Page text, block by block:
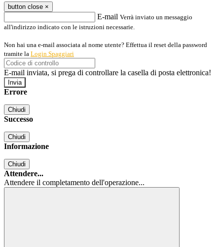
button close ×
E-mail Verrà inviato un messaggio
all'indirizzo indicato con le istruzioni necessarie.
Non hai una e-mail associata al nome utente? Effettua il reset della password
tramite la Login Spaggiari
E-mail inviata, si prega di controllare la casella di posta elettronica!
Errore
Chiudi
Successo
Chiudi
Informazione
Chiudi
Attendere...
Attendere il completamento dell'operazione...